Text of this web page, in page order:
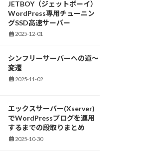
JETBOY（ジェットボーイ）
WordPress専用チューニン
グSSD高速サーバー
2025-12-01
シンフリーサーバーへの道～
変遷
2025-11-02
エックスサーバー(Xserver)
でWordPressブログを運用
するまでの段取りまとめ
2025-10-30